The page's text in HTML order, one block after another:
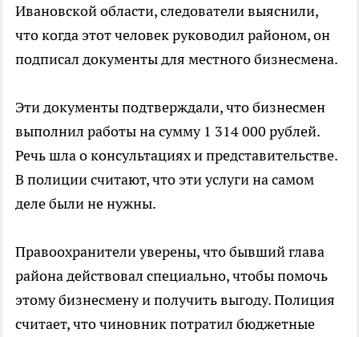
Ивановской области, следователи выяснили,
что когда этот человек руководил районом, он
подписал документы для местного бизнесмена.
Эти документы подтверждали, что бизнесмен
выполнил работы на сумму 1 314 000 рублей.
Речь шла о консультациях и представительстве.
В полиции считают, что эти услуги на самом
деле были не нужны.
Правоохранители уверены, что бывший глава
района действовал специально, чтобы помочь
этому бизнесмену и получить выгоду. Полиция
считает, что чиновник потратил бюджетные